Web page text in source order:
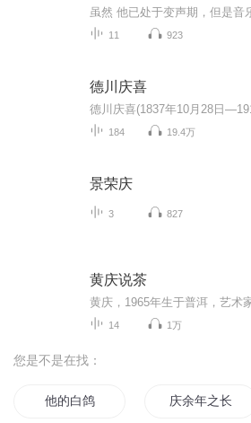
11 923
德川庆喜
184 19.4万
景荣庆
3 827
黄庆说茶
14 1万
您是不是在找：
他的白鸽 庆余年之长歌行